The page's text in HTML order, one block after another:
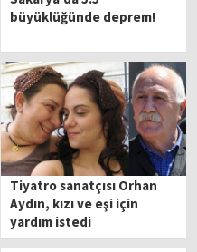
büyüklüğünde deprem!
Tiyatro sanatçısı Orhan
Aydın, kızı ve eşi için
yardım istedi